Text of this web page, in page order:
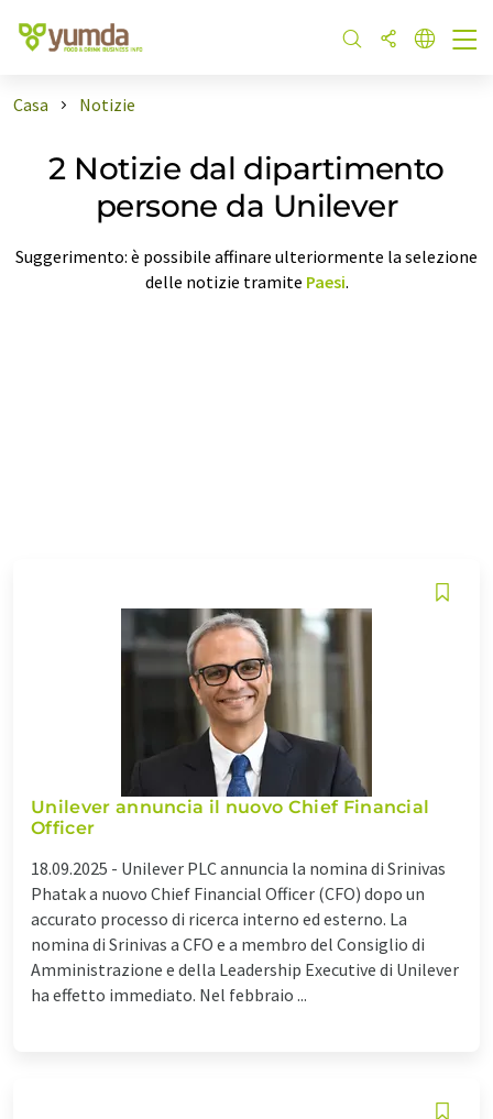
Casa Notizie
2 Notizie dal dipartimento
persone da Unilever
Suggerimento: è possibile affinare ulteriormente la selezione
delle notizie tramite Paesi.
Unilever annuncia il nuovo Chief Financial
Officer
18.09.2025 - Unilever PLC annuncia la nomina di Srinivas
Phatak a nuovo Chief Financial Officer (CFO) dopo un
accurato processo di ricerca interno ed esterno. La
nomina di Srinivas a CFO e a membro del Consiglio di
Amministrazione e della Leadership Executive di Unilever
ha effetto immediato. Nel febbraio ...